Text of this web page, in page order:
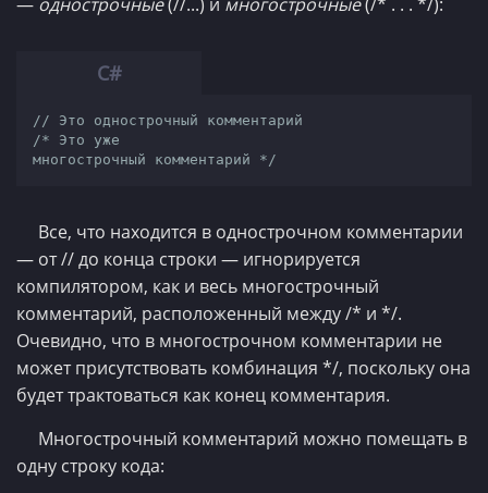
// Это однострочный комментарий
/* Это уже
многострочный комментарий */
Все, что находится в однострочном комментарии
— от // до конца строки — игнорируется
компилятором, как и весь многострочный
комментарий, расположенный между /* и */.
Очевидно, что в многострочном комментарии не
может присутствовать комбинация */, поскольку она
будет трактоваться как конец комментария.
Многострочный комментарий можно помещать в
одну строку кода: